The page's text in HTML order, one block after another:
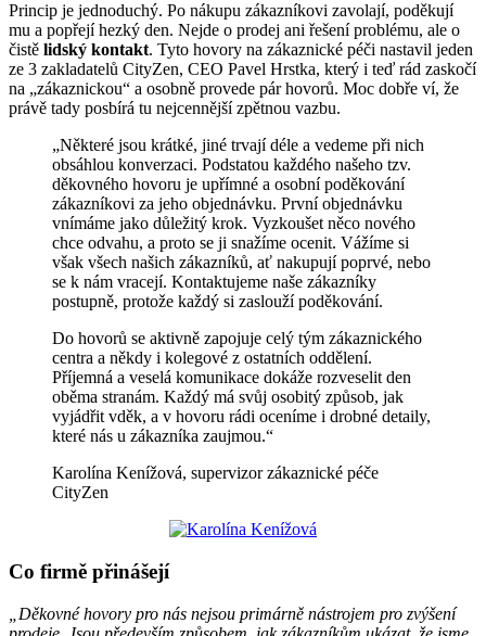
Princip je jednoduchý. Po nákupu zákazníkovi zavolají, poděkují
mu a popřejí hezký den. Nejde o prodej ani řešení problému, ale o
čistě lidský kontakt. Tyto hovory na zákaznické péči nastavil jeden
ze 3 zakladatelů CityZen, CEO Pavel Hrstka, který i teď rád zaskočí
na „zákaznickou“ a osobně provede pár hovorů. Moc dobře ví, že
právě tady posbírá tu nejcennější zpětnou vazbu.
„Některé jsou krátké, jiné trvají déle a vedeme při nich
obsáhlou konverzaci. Podstatou každého našeho tzv.
děkovného hovoru je upřímné a osobní poděkování
zákazníkovi za jeho objednávku. První objednávku
vnímáme jako důležitý krok. Vyzkoušet něco nového
chce odvahu, a proto se ji snažíme ocenit. Vážíme si
však všech našich zákazníků, ať nakupují poprvé, nebo
se k nám vracejí. Kontaktujeme naše zákazníky
postupně, protože každý si zaslouží poděkování.
Do hovorů se aktivně zapojuje celý tým zákaznického
centra a někdy i kolegové z ostatních oddělení.
Příjemná a veselá komunikace dokáže rozveselit den
oběma stranám. Každý má svůj osobitý způsob, jak
vyjádřit vděk, a v hovoru rádi oceníme i drobné detaily,
které nás u zákazníka zaujmou.“
Karolína Kenížová, supervizor zákaznické péče
CityZen
Co firmě přinášejí
„Děkovné hovory pro nás nejsou primárně nástrojem pro zvýšení